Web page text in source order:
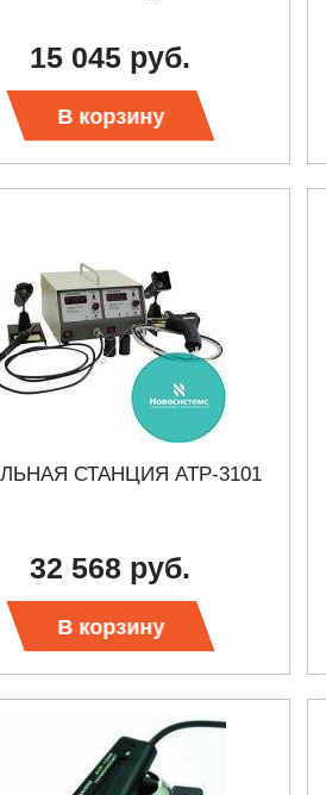
15 045 руб.
В корзину
СТАНЦИЯ АТР-3101
32 568 руб.
В корзину